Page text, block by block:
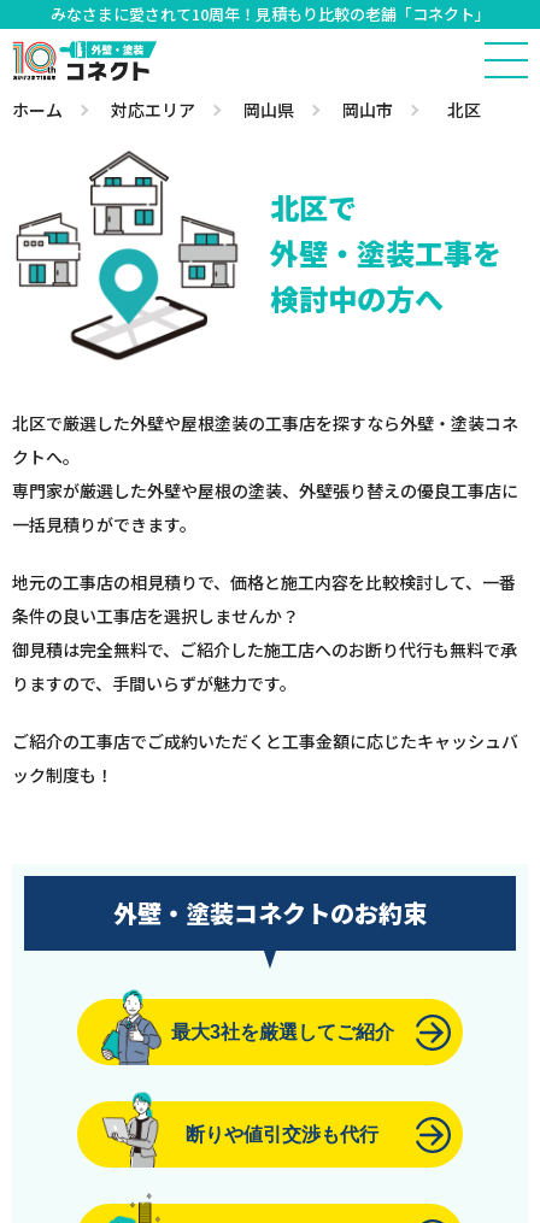
みなさまに愛されて10周年！見積もり比較の老舗「コネクト」
ホーム 対応エリア 岡山県 岡山市 北区
北区で
外壁・塗装工事を
検討中の方へ
北区で厳選した外壁や屋根塗装の工事店を探すなら外壁・塗装コネ
クトへ。
専門家が厳選した外壁や屋根の塗装、外壁張り替えの優良工事店に
一括見積りができます。
地元の工事店の相見積りで、価格と施工内容を比較検討して、一番
条件の良い工事店を選択しませんか？
御見積は完全無料で、ご紹介した施工店へのお断り代行も無料で承
りますので、手間いらずが魅力です。
ご紹介の工事店でご成約いただくと工事金額に応じたキャッシュバ
ック制度も！
外壁・塗装コネクトのお約束
最大3社を厳選してご紹介
断りや値引交渉も代行